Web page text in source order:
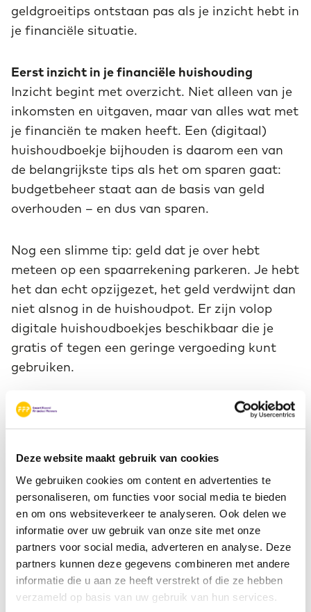
Deze website maakt gebruik van cookies
We gebruiken cookies om content en advertenties te
personaliseren, om functies voor social media te bieden
en om ons websiteverkeer te analyseren. Ook delen we
informatie over uw gebruik van onze site met onze
partners voor social media, adverteren en analyse. Deze
partners kunnen deze gegevens combineren met andere
informatie die u aan ze heeft verstrekt of die ze hebben
verzameld op basis van uw gebruik van hun services.
geldgroeitips ontstaan pas als je inzicht hebt in
je financiële situatie.
Eerst inzicht in je financiële huishouding
Inzicht begint met overzicht. Niet alleen van je
inkomsten en uitgaven, maar van alles wat met
je financiën te maken heeft. Een (digitaal)
huishoudboekje bijhouden is daarom een van
de belangrijkste tips als het om sparen gaat:
budgetbeheer staat aan de basis van geld
overhouden – en dus van sparen.
Nog een slimme tip: geld dat je over hebt
meteen op een spaarrekening parkeren. Je hebt
het dan echt opzijgezet, het geld verdwijnt dan
niet alsnog in de huishoudpot. Er zijn volop
digitale huishoudboekjes beschikbaar die je
gratis of tegen een geringe vergoeding kunt
gebruiken.
Besparen op verzekeringen en rood staan
Een andere manier om geld over te houden is
heb je voor het laatst gekeken of deze nog
passen bij jouw situatie? Zijn er verzekeringen
overbodig geworden? Overlappen sommige
elkaar? En betaal je wel de scherpst mogelijke
premie? Dat kan je soms honderden euro’s per
jaar opleveren.
Ook rood staan is zonde van het geld. Daar